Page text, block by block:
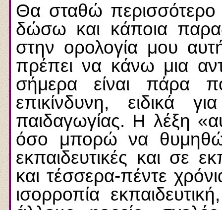
Θα σταθώ
δώσω και κάποια
στην ορολογία μου
πρέπει να κάνω μια
σήμερα είναι πάρα
επικίνδυνη, ειδικά
παιδαγωγίας. Η λέξη
όσο μπορώ να
εκπαιδευτικές και σε
και τέσσερα-πέντε
ισορροπία